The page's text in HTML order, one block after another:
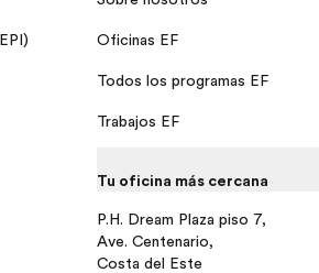
Oficinas EF
Todos los programas EF
Trabajos EF
Tu oficina más cercana
P.H. Dream Plaza piso 7,
Ave. Centenario,
Costa del Este